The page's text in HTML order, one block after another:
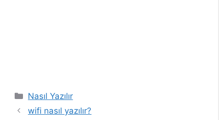
Kategoriler
Nasıl Yazılır
wifi nasıl yazılır?